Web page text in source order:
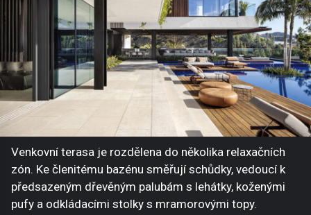
Venkovní terasa je rozdělena do několika relaxačních
zón. Ke členitému bazénu směřují schůdky, vedoucí k
předsazeným dřevěným palubám s lehátky, koženými
pufy a odkládacími stolky s mramorovými topy.